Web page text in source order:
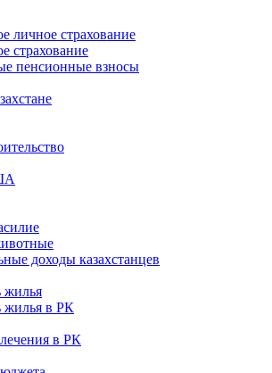
личное страхование
страхование
пенсионные взносы
доходы казахстанцев
жилья
жилья в РК
в РК